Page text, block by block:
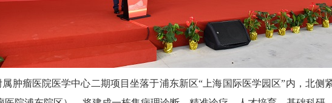
属肿瘤医院医学中心二期项目坐落于浦东新区“上海国际医学园区”内，北侧